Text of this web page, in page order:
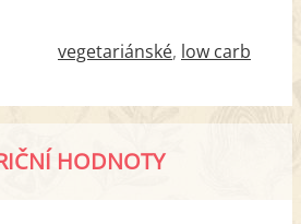
vegetariánské low carb
HODNOTY